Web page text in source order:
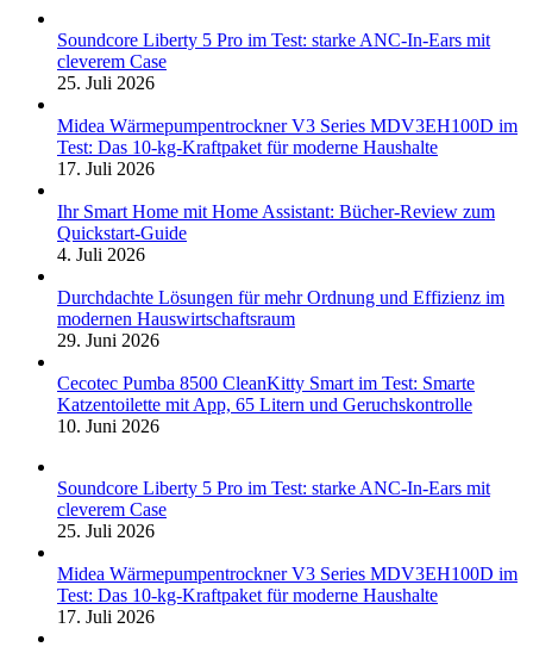
Soundcore Liberty 5 Pro im Test: starke ANC-In-Ears mit
cleverem Case
25. Juli 2026
Midea Wärmepumpentrockner V3 Series MDV3EH100D im
Test: Das 10-kg-Kraftpaket für moderne Haushalte
17. Juli 2026
Ihr Smart Home mit Home Assistant: Bücher-Review zum
Quickstart-Guide
4. Juli 2026
Durchdachte Lösungen für mehr Ordnung und Effizienz im
modernen Hauswirtschaftsraum
29. Juni 2026
Cecotec Pumba 8500 CleanKitty Smart im Test: Smarte
Katzentoilette mit App, 65 Litern und Geruchskontrolle
10. Juni 2026
Soundcore Liberty 5 Pro im Test: starke ANC-In-Ears mit
cleverem Case
25. Juli 2026
Midea Wärmepumpentrockner V3 Series MDV3EH100D im
Test: Das 10-kg-Kraftpaket für moderne Haushalte
17. Juli 2026